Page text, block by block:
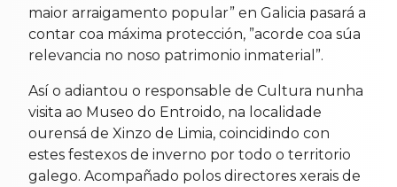
maior arraigamento popular” en Galicia pasará a
contar coa máxima protección, ”acorde coa súa
relevancia no noso patrimonio inmaterial”.
Así o adiantou o responsable de Cultura nunha
visita ao Museo do Entroido, na localidade
ourensá de Xinzo de Limia, coincidindo con
estes festexos de inverno por todo o territorio
galego. Acompañado polos directores xerais de